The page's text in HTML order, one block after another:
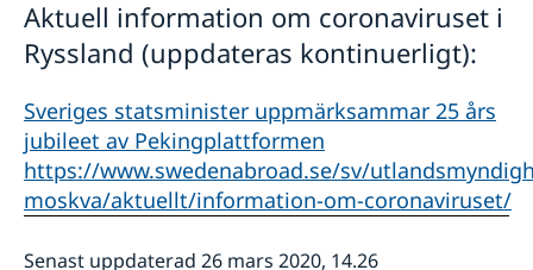
Företagsfrukost på ambassaden
Aktuell information om coronaviruset i
Ryssland (uppdateras kontinuerligt):
Sveriges statsminister uppmärksammar 25 års
jubileet av Pekingplattformen
https://www.swedenabroad.se/sv/
moskva/aktuellt/information-om-coronaviruset/
Senast uppdaterad 26 mars 2020, 14.26